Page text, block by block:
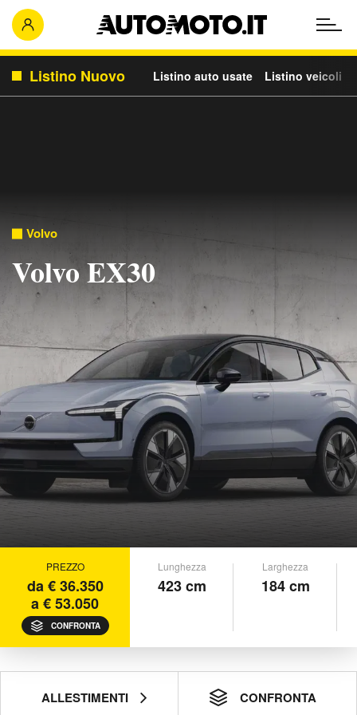
Listino Nuovo Listino auto usate Listino veicoli
Volvo
Volvo EX30
PREZZO
da € 36.350
a € 53.050
CONFRONTA
Lunghezza
423 cm
Larghezza
184 cm
ALLESTIMENTI CONFRONTA